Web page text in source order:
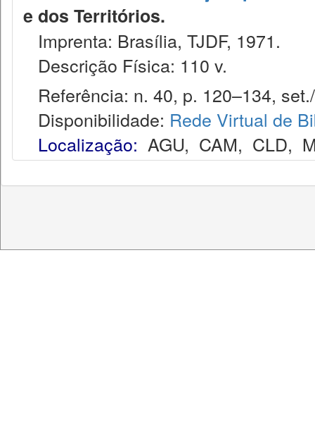
e dos Territórios.
Imprenta: Brasília, TJDF, 1971.
Descrição Física: 110 v.
Referência: n. 40, p. 120–134,
Disponibilidade: Rede Virtual de
Localização: AGU, CAM, CLD,